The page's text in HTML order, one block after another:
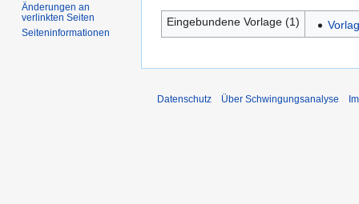
Eingebundene Vorlage (1)
Änderungen an
verlinkten Seiten
Seiten­­informationen
Datenschutz Über Schwingungsanalyse